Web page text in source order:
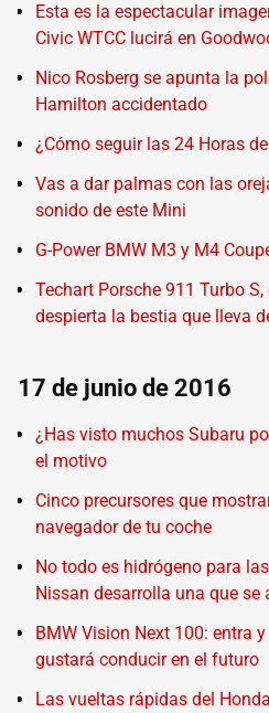
Esta es la espectacular
Civic WTCC lucirá en
Nico Rosberg se apunta la
Hamilton accidentado
¿Cómo seguir las 24 Horas
Vas a dar palmas con las
sonido de este Mini
G-Power BMW M3 y M4
Techart Porsche 911 Turbo
despierta la bestia que lleva
17 de junio de 2016
¿Has visto muchos Subaru
el motivo
Cinco precursores que
navegador de tu coche
No todo es hidrógeno para
Nissan desarrolla una que
BMW Vision Next 100: entra
gustará conducir en el futuro
Las vueltas rápidas del